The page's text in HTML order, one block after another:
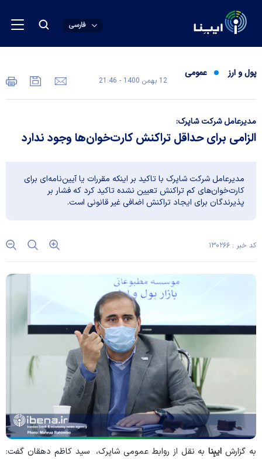
فارسی
پول و ارز عمومی
12 بهمن 1400 - 21:46
مدیرعامل شرکت شاپرک:
الزامی برای حداقل تراکنش کارت‌خوان‌ها وجود ندارد
مدیرعامل شرکت شاپرک با تاکید بر اینکه مقررات یا آیین‌نامه‌ای برای
کارت‌خوان‌های کم تراکنش تعیین نشده تاکید کرد که فشار بر
پذیرندگان برای ایجاد تراکنش اضافی غیر قانونی است.
کد خبر : ۱۳۰۲۶۶
به گزارش ایبِنابه نقل از روابط عمومی شاپرک، سید کاظم دهقان گفت: